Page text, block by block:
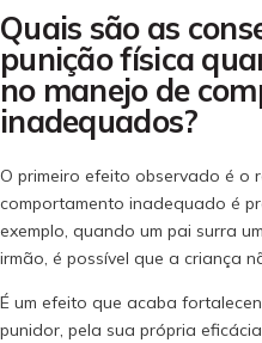
Quais são as
punição física
no manejo de
inadequados?
O primeiro efeito observado é o
comportamento inadequado é
exemplo, quando um pai surra
irmão, é possível que a criança
É um efeito que acaba
punidor, pela sua própria